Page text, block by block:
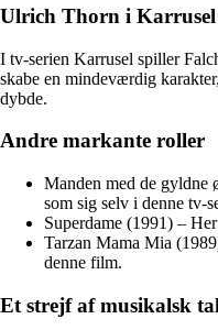
Ulrich Thorn i Karrusel
I tv-serien Karrusel spiller
skabe en mindeværdig
dybde.
Andre markante roller
Manden med de gyldne
som sig selv i denne tv-
Superdame (1991) –
Tarzan Mama Mia
denne film.
Et strejf af musikalsk